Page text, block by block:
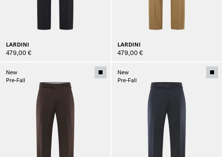
LARDINI
479,00 €
LARDINI
479,00 €
New
Pre-Fall
New
Pre-Fall